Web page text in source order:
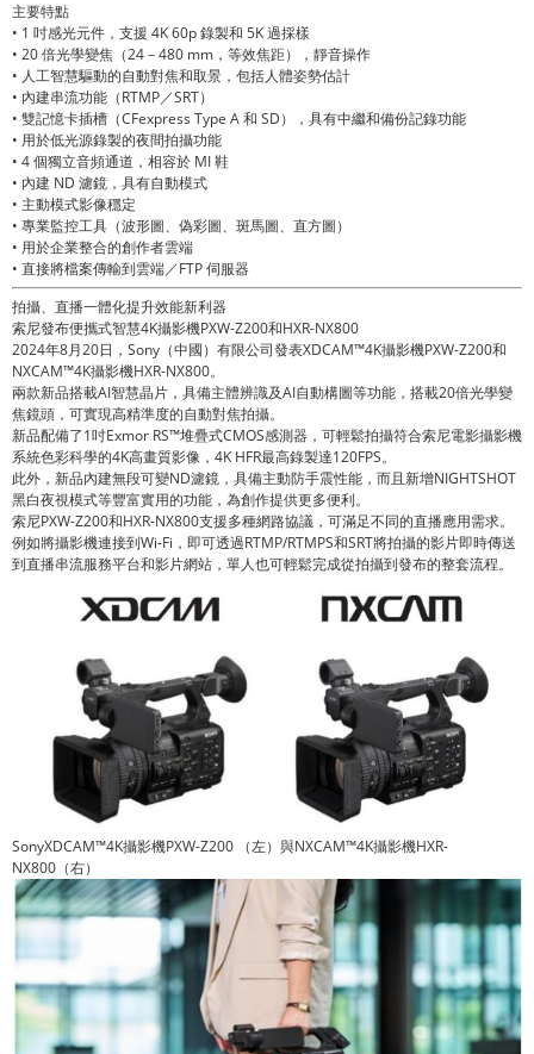
主要特點
• 1 吋感光元件，支援 4K 60p 錄製和 5K 過採樣
• 20 倍光學變焦（24－480 mm，等效焦距），靜音操作
• 人工智慧驅動的自動對焦和取景，包括人體姿勢估計
• 內建串流功能（RTMP／SRT）
• 雙記憶卡插槽（CFexpress Type A 和 SD），具有中繼和備份記錄功能
• 用於低光源錄製的夜間拍攝功能
• 4 個獨立音頻通道，相容於 MI 鞋
• 內建 ND 濾鏡，具有自動模式
• 主動模式影像穩定
• 專業監控工具（波形圖、偽彩圖、斑馬圖、直方圖）
• 用於企業整合的創作者雲端
• 直接將檔案傳輸到雲端／FTP 伺服器
拍攝、直播一體化提升效能新利器
索尼發布便攜式智慧4K攝影機PXW-Z200和HXR-NX800
2024年8月20日，Sony（中國）有限公司發表XDCAM™4K攝影機PXW-Z200和
NXCAM™4K攝影機HXR-NX800。
兩款新品搭載AI智慧晶片，具備主體辨識及AI自動構圖等功能，搭載20倍光學變
焦鏡頭，可實現高精準度的自動對焦拍攝。
新品配備了1吋Exmor RS™堆疊式CMOS感測器，可輕鬆拍攝符合索尼電影攝影機
系統色彩科學的4K高畫質影像，4K HFR最高錄製達120FPS。
此外，新品內建無段可變ND濾鏡，具備主動防手震性能，而且新增NIGHTSHOT
黑白夜視模式等豐富實用的功能，為創作提供更多便利。
索尼PXW-Z200和HXR-NX800支援多種網路協議，可滿足不同的直播應用需求。
例如將攝影機連接到Wi-Fi，即可透過RTMP/RTMPS和SRT將拍攝的影片即時傳送
到直播串流服務平台和影片網站，單人也可輕鬆完成從拍攝到發布的整套流程。
SonyXDCAM™4K攝影機PXW-Z200 （左）與NXCAM™4K攝影機HXR-
NX800（右）